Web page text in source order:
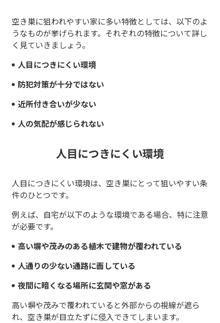
空き巣に狙われやすい家に多い特徴としては、以下のよ
うなものが挙げられます。それぞれの特徴について詳し
く見ていきましょう。
人目につきにくい環境
防犯対策が十分ではない
近所付き合いが少ない
人の気配が感じられない
人目につきにくい環境
人目につきにくい環境は、空き巣にとって狙いやすい条
件のひとつです。
例えば、自宅が以下のような環境である場合、特に注意
が必要です。
高い塀や茂みのある植木で建物が覆われている
人通りの少ない通路に面している
夜間に暗くなる場所に玄関や窓がある
高い塀や茂みで覆われていると外部からの視線が遮ら
れ、空き巣が目立たずに侵入できてしまいます。